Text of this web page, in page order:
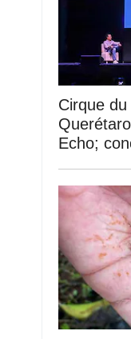
Cirque
Echo;